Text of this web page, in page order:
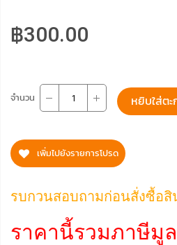
฿300.00
จำนวน หยิบใส่ตะ
เพิ่มไปยังรายการโปรด
รบกวนสอบถามก่อนสั่งซื้อสิ
ราคานี้รวมภาษีมู